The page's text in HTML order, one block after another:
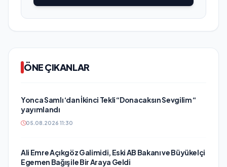
ÖNE ÇIKANLAR
Yonca Samlı ‘dan İkinci Tekli “Donacaksın Sevgilim “
yayımlandı
05.08.2026 11:30
Ali Emre Açıkgöz Galimidi, Eski AB Bakanı ve Büyükelçi
Egemen Bağış ile Bir Araya Geldi